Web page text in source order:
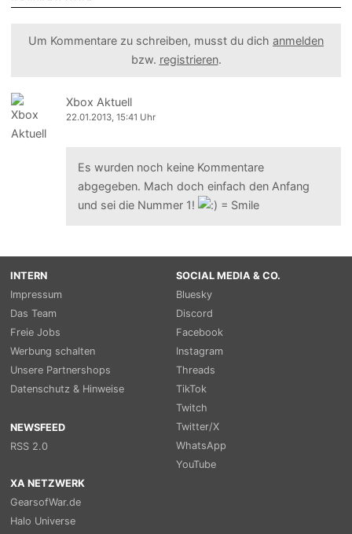
Um Kommentare zu schreiben, musst du dich anmelden
bzw. registrieren.
Xbox Aktuell
22.01.2013, 15:41 Uhr
Es wurden noch keine Kommentare
abgegeben. Mach doch einfach den Anfang
und sei die Nummer 1!
INTERN
Impressum
Das Team
Freie Jobs
Werbung schalten
Unsere Partnershops
Datenschutz & Hinweise
NEWSFEED
RSS 2.0
SOCIAL MEDIA & CO.
Bluesky
Discord
Facebook
Instagram
Threads
TikTok
Twitch
Twitter/X
WhatsApp
YouTube
XA NETZWERK
GearsofWar.de
Halo Universe